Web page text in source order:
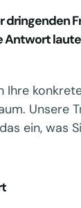
dringenden
Antwort
Ihre
Unsere
ein, was